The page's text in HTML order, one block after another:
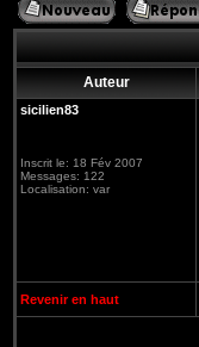
Auteur
sicilien83
Inscrit le: 18 Fév 2007
Messages: 122
Localisation: var
Revenir en haut